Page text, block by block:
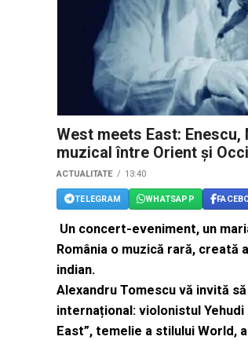
West meets East:
muzical între Orient și
ACTUALITATE 13:40
TELEGRAM WHATSAPP
Un concert-eveniment, un
România o muzică rară, creată
indian.
Alexandru Tomescu vă invită
internațional: violonistul
East”, temelie a stilului World,